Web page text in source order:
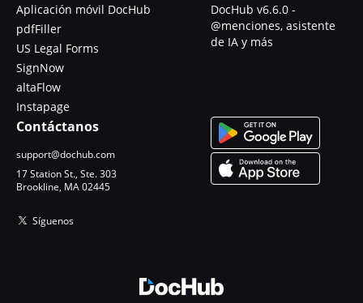
Aplicación móvil DocHub
pdfFiller
US Legal Forms
SignNow
altaFlow
Instapage
DocHub v6.6.0 -
@menciones, asistente
de IA y más
Contáctanos
support@dochub.com
17 Station St., Ste. 303
Brookline, MA 02445
Síguenos